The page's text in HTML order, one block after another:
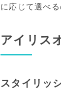
に応じて選べ
アイリス
スタイリッ